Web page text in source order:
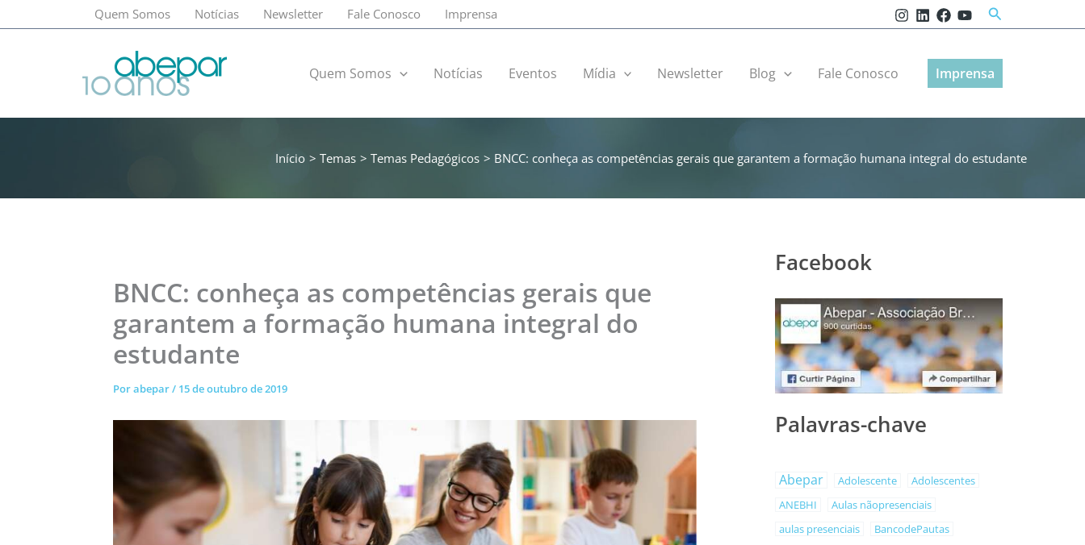
para
Quem Somos Notícias Newsletter Fale Conosco Imprensa Pesquisar
Quem Somos Notícias Eventos Mídia Newsletter Blog Fale Conosco Imprensa
Início Temas Temas Pedagógicos BNCC: conheça as competências gerais que garantem a formação humana integral do estudante
BNCC: conheça as competências gerais que
garantem a formação humana integral do
estudante
Porabepar/ 15 de outubro de 2019
Facebook
Palavras-chave
Abepar Adolescente
Adolescentes
ANEBHI
Aulas nãopresenciais
aulas presenciais
BancodePautas